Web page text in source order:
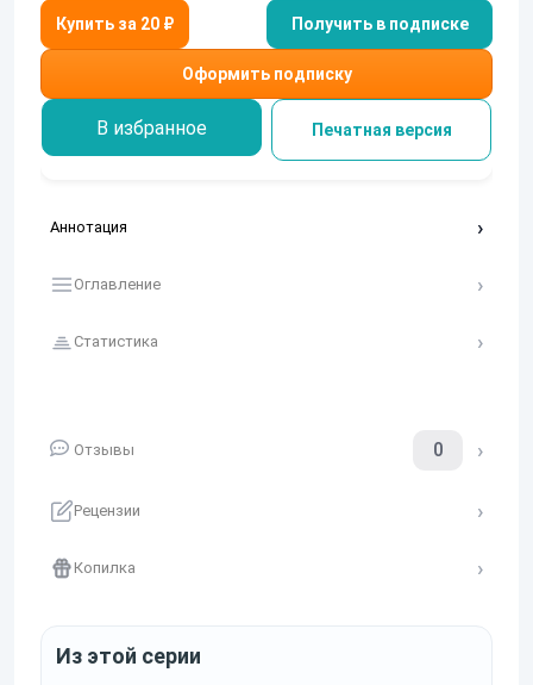
открытия о ночной работе и Японии в целом.
Получить в подписке
Оформить подписку
В избранное Печатная версия
Аннотация
Оглавление
Статистика
Отзывы 0
Рецензии
Копилка
Из этой серии